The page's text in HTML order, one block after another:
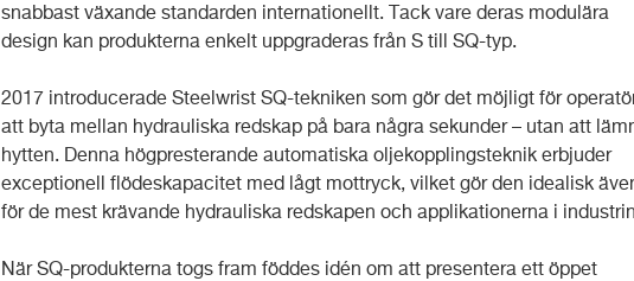
snabbast växande standarden internationellt. Tack vare deras modulära
design kan produkterna enkelt uppgraderas från S till SQ-typ.
2017 introducerade Steelwrist SQ-tekniken som gör det möjligt för
att byta mellan hydrauliska redskap på bara några sekunder – utan att
hytten. Denna högpresterande automatiska oljekopplingsteknik erbjuder
exceptionell flödeskapacitet med lågt mottryck, vilket gör den idealisk
för de mest krävande hydrauliska redskapen och applikationerna i
När SQ-produkterna togs fram föddes idén om att presentera ett öppet